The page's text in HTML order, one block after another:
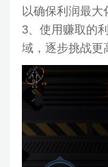
以确保利润最大
3、使用赚取的
域，逐步挑战更